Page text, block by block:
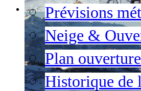
Prévisions
Neige &
Plan
Historique de